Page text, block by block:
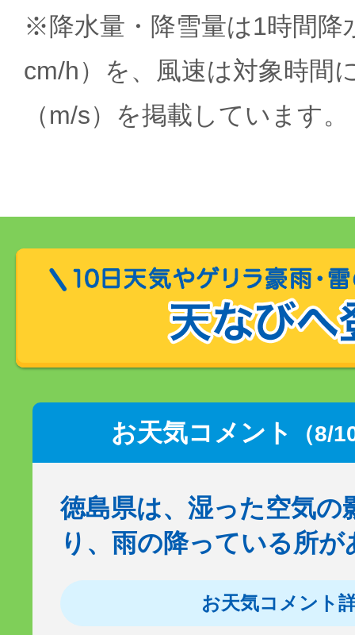
※降水量・降雪量は1時間降
cm/h）を、風速は対象時間
（m/s）を掲載しています。
お天気コメント （8/
徳島県は、湿った空気の
り、雨の降っている所
お天気コメント